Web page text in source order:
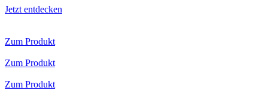
Jetzt entdecken
Zum Produkt
Zum Produkt
Zum Produkt